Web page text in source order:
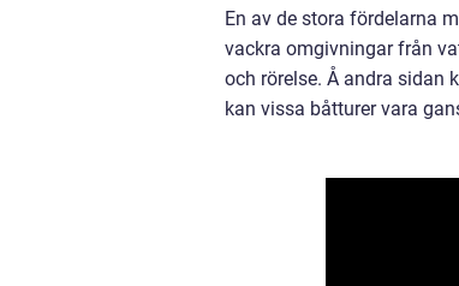
En av de stora fördelarna
vackra omgivningar från
och rörelse. Å andra sidan
kan vissa båtturer vara